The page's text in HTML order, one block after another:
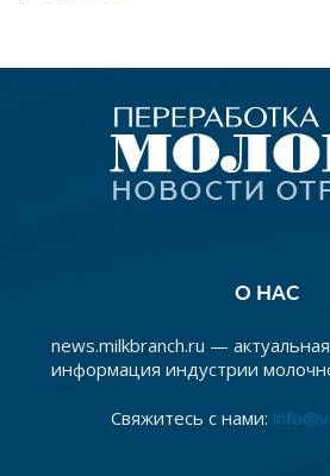
О НАС
news.milkbranch.ru —
информация индустрии
Свяжитесь с нами: